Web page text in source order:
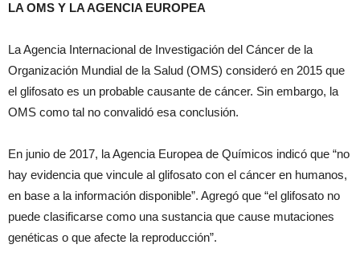
LA OMS Y LA AGENCIA EUROPEA
La Agencia Internacional de Investigación del Cáncer de la
Organización Mundial de la Salud (OMS) consideró en 2015 que
el glifosato es un probable causante de cáncer. Sin embargo, la
OMS como tal no convalidó esa conclusión.
En junio de 2017, la Agencia Europea de Químicos indicó que “no
hay evidencia que vincule al glifosato con el cáncer en humanos,
en base a la información disponible”. Agregó que “el glifosato no
puede clasificarse como una sustancia que cause mutaciones
genéticas o que afecte la reproducción”.